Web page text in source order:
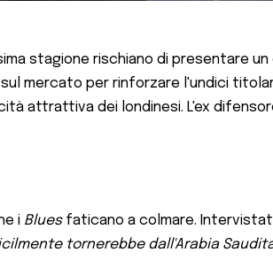
stagione rischiano di presentare
mercato per rinforzare l'undici
attrattiva dei londinesi. L'ex
i Bluesfaticano a colmare.
tornerebbe dall'Arabia